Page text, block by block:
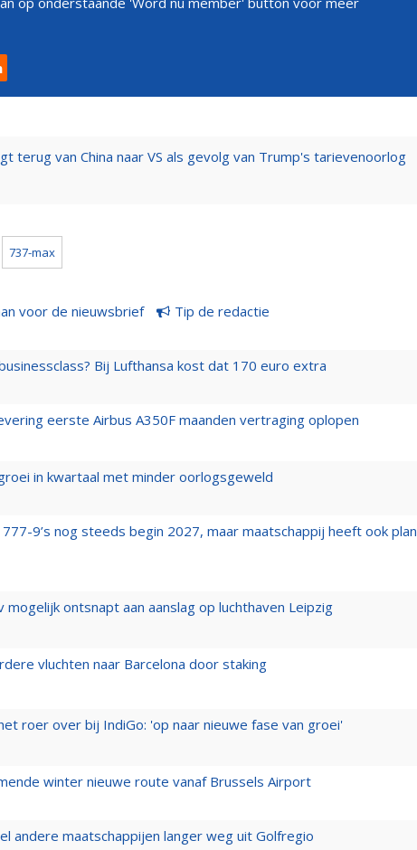
terug van China naar VS als gevolg van Trump's tarievenoorlog
737-max
voor de nieuwsbrief Tip de redactie
Bij Lufthansa kost dat 170 euro extra
eerste Airbus A350F maanden vertraging oplopen
in kwartaal met minder oorlogsgeweld
9’s nog steeds begin 2027, maar maatschappij heeft ook plan
mogelijk ontsnapt aan aanslag op luchthaven Leipzig
vluchten naar Barcelona door staking
roer over bij IndiGo: 'op naar nieuwe fase van groei'
winter nieuwe route vanaf Brussels Airport
andere maatschappijen langer weg uit Golfregio